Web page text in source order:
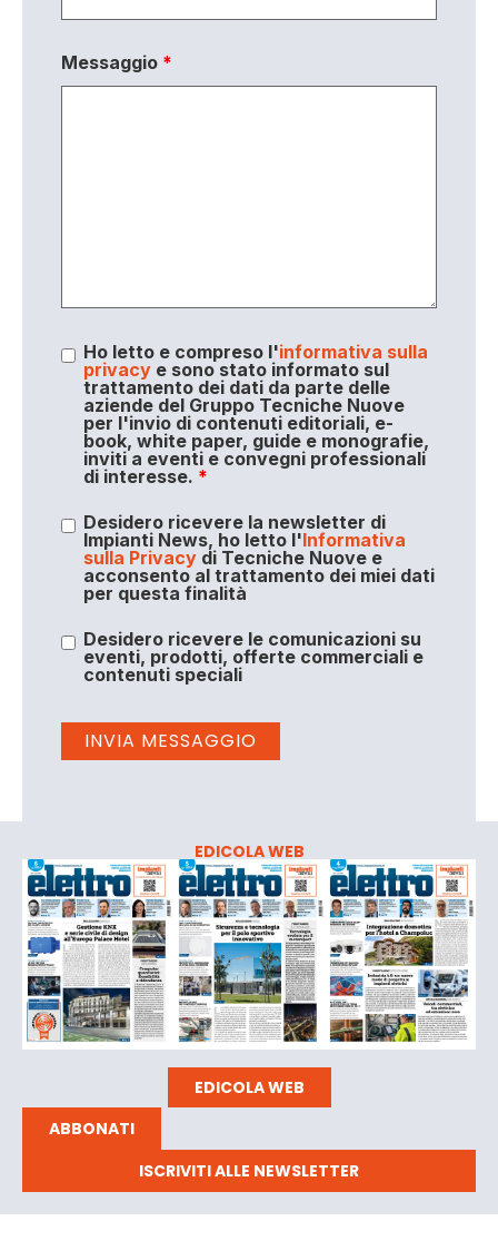
Messaggio *
Ho letto e compreso l'informativa sulla
privacye sono stato informato sul
trattamento dei dati da parte delle
aziende del Gruppo Tecniche Nuove
per l'invio di contenuti editoriali, e-
book, white paper, guide e monografie,
inviti a eventi e convegni professionali
di interesse. *
Desidero ricevere la newsletter di
Impianti News, ho letto l'Informativa
sulla Privacydi Tecniche Nuove e
acconsento al trattamento dei miei dati
per questa finalità
Desidero ricevere le comunicazioni su
eventi, prodotti, offerte commerciali e
contenuti speciali
EDICOLA WEB
EDICOLA WEB
ABBONATI
ISCRIVITI ALLE NEWSLETTER